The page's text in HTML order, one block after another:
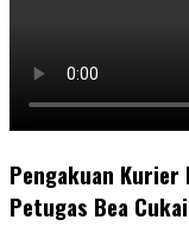
Pengakuan Kurier
Petugas Bea